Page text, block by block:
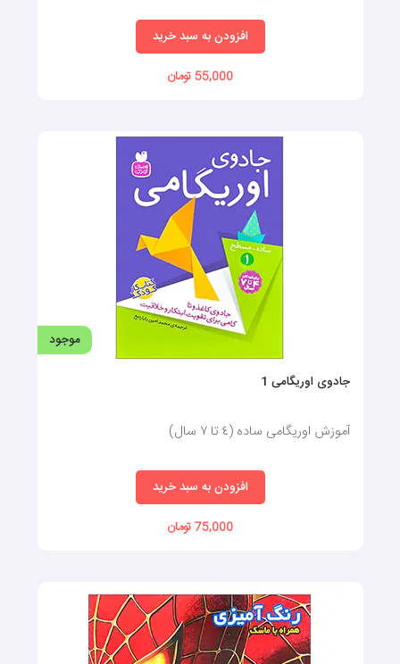
افزودن به سبد خرید
55,000 تومان
موجود
جادوی اوریگامی 1
آموزش اوریگامی ساده (٤ تا ٧ سال)
افزودن به سبد خرید
75,000 تومان